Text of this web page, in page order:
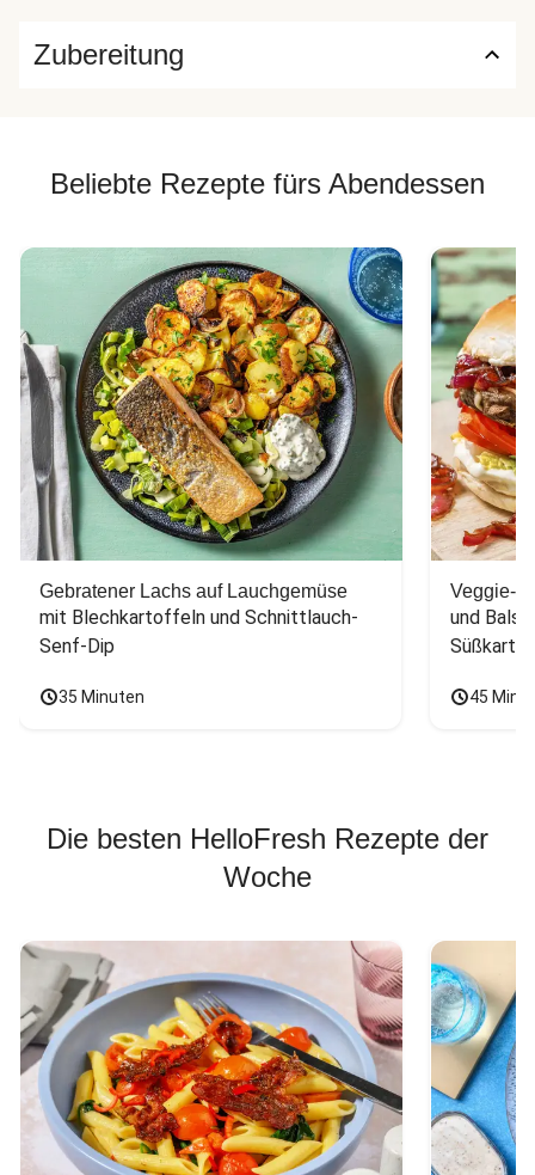
Zubereitung
Beliebte Rezepte fürs Abendessen
Gebratener Lachs auf Lauchgemüse
mit Blechkartoffeln und Schnittlauch-
Senf-Dip
35 Minuten
Veggie-
und
45
Die besten HelloFresh Rezepte der
Woche